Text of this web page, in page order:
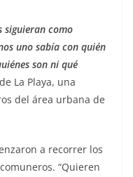
siguieran como
uno sabía con quién
son ni qué
La Playa, una
del área urbana de
a recorrer los
“Quieren